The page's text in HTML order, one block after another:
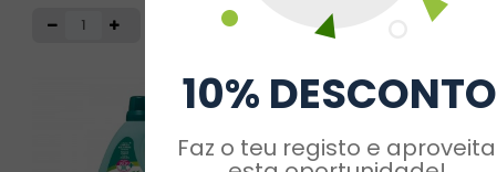
10% DESCONTO
Faz o teu registo e aproveita